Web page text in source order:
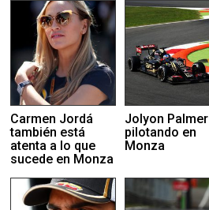
Carmen Jordá
también está
atenta a lo que
sucede en Monza
Jolyon Palmer
pilotando en
Monza